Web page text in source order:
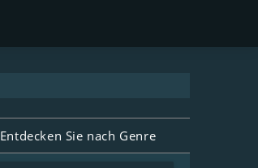
Entdecken Sie nach Genre